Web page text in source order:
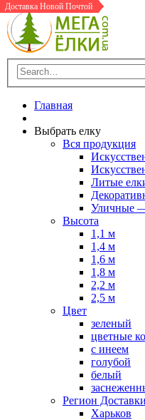
Главная
Выбрать елку
Вся продукция
Литые
Уличные
Высота
1,1 м
1,4 м
1,6 м
1,8 м
2,2 м
2,5 м
Цвет
зеленый
цветные
с инеем
голубой
белый
Регион Доставки
Харьков
В Шоу-Руме
Доставка Новой Почтой
Доставка Новой Почтой
В Шоу-Руме
Доставка Новой Почтой
Доставка Новой Почтой
Доставка Новой Почтой